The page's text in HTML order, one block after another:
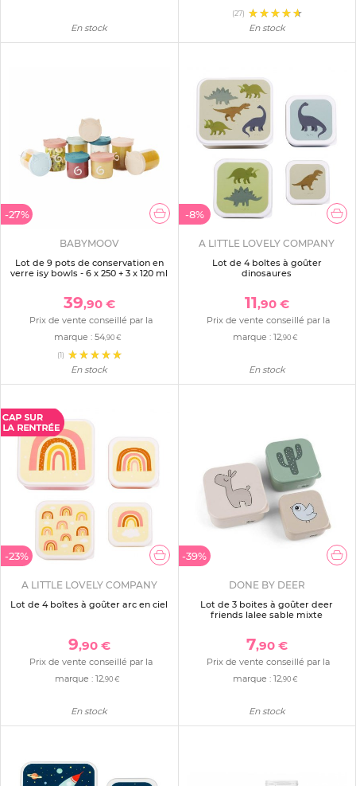
En stock
(27)
En stock
-27%
BABYMOOV
Lot de 9 pots de conservation en
verre isy bowls - 6 x 250 + 3 x 120 ml
39,90 €
Prix de vente conseillé par la
marque : 54,90 €
(1)
En stock
-8%
A LITTLE LOVELY COMPANY
Lot de 4 boîtes à goûter
dinosaures
11,90 €
Prix de vente conseillé par la
marque : 12,90 €
En stock
-23%
A LITTLE LOVELY COMPANY
Lot de 4 boîtes à goûter arc en ciel
9,90 €
Prix de vente conseillé par la
marque :12,90 €
En stock
-39%
DONE BY DEER
Lot de 3 boites à goûter deer
friends lalee sable mixte
7,90 €
Prix de vente conseillé par la
marque : 12,90 €
En stock